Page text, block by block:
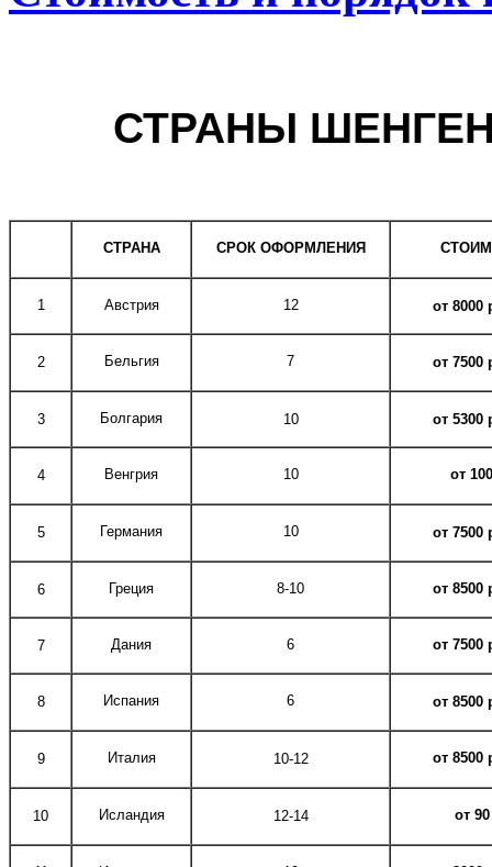
СТРАНЫ
СТРАНА СРОК ОФОРМЛЕНИЯ
1 Австрия 12 от 8000
2 Бельгия 7 от 7500
3 Болгария 10 от 5300
4 Венгрия 10 от
5 Германия 10 от 7500
6 Греция 8-10 от 8500
7 Дания 6 от 7500
8 Испания 6 от 8500
9 Италия 10-12 от 8500
10 Исландия 12-14 от